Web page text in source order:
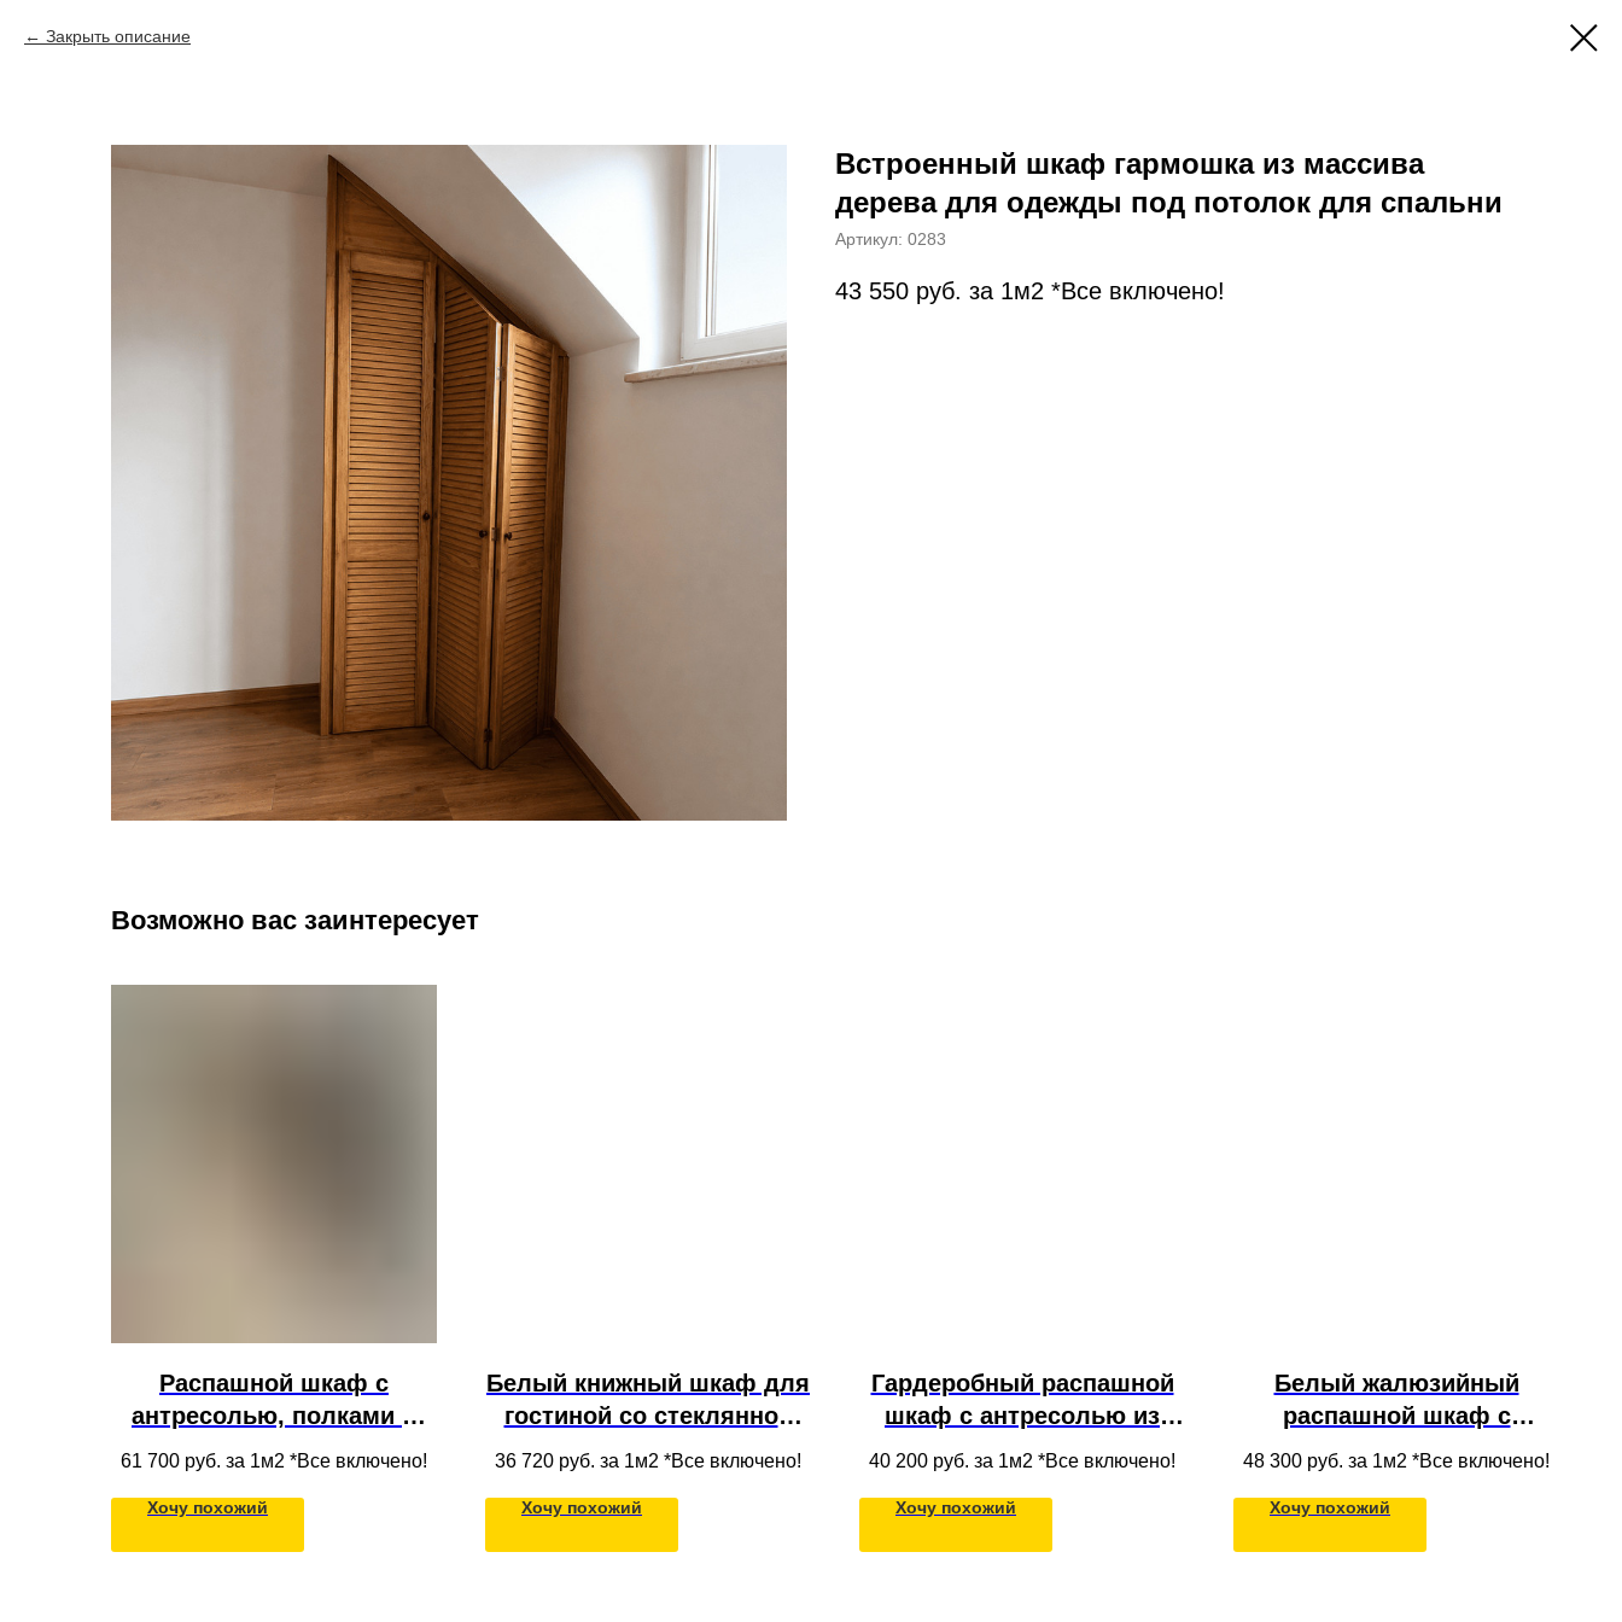
Закрыть описание
Встроенный шкаф гармошка из массива
дерева для одежды под потолок для спальни
Артикул: 0283
43 550 руб. за 1м2 *Все включено!
Возможно вас заинтересует
Распашной шкаф с
антресолью, полками и
ящиками из массива
потолок в современном
стиле
61 700 руб. за 1м2 *Все включено!
Хочу похожий
Белый книжный шкаф для
гостиной со стеклянной
витриной с ящиками,
МДФ под потолок
36 720 руб. за 1м2 *Все включено!
Хочу похожий
Гардеробный распашной
шкаф с антресолью из
МДФ для одежды под
стиле
40 200 руб. за 1м2 *Все включено!
Хочу похожий
Белый жалюзийный
распашной шкаф с
фасадами и полками из
потолок на балконе
48 300 руб. за 1м2 *Все включено!
Хочу похожий